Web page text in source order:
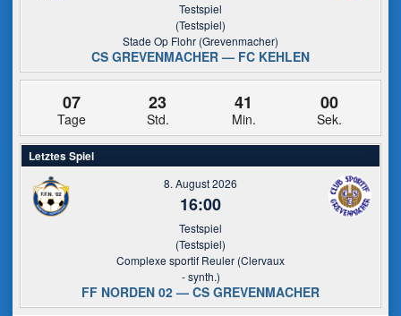
Testspiel
(Testspiel)
Stade Op Flohr (Grevenmacher)
CS GREVENMACHER — FC KEHLEN
07
Tage
23
Std.
41
Min.
00
Sek.
Letztes Spiel
8. August 2026
16:00
Testspiel
(Testspiel)
Complexe sportif Reuler (Clervaux
- synth.)
FF NORDEN 02 — CS GREVENMACHER